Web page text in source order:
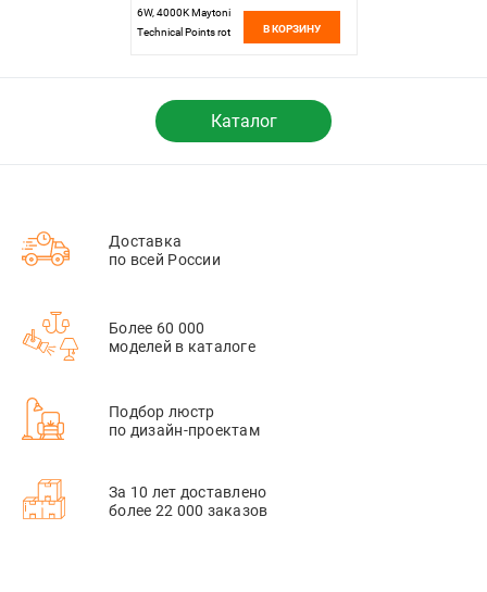
6W, 4000K Maytoni
Technical Points rot
В КОРЗИНУ
Каталог
Доставка
по всей России
Более 60 000
моделей в каталоге
Подбор люстр
по дизайн-проектам
За 10 лет доставлено
более 22 000 заказов